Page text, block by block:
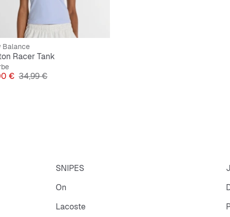
Balance
Racer Tank
€ Originalpreis
34,99 €
SNIPES
On
Lacoste